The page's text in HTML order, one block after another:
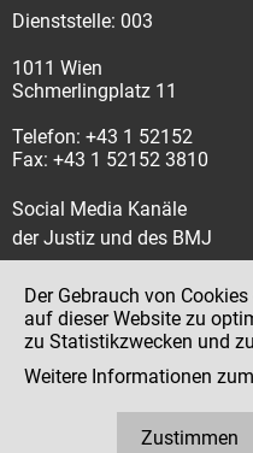
Dienststelle: 003
1011 Wien
Schmerlingplatz 11
Telefon: +43 1 52152
Fax: +43 1 52152 3810
Social Media Kanäle
der Justiz und des BMJ
Impressum
Datenschutz
Der Gebrauch von
auf dieser Website zu
zu Statistikzwecken und
Weitere Informationen
Zustimmen